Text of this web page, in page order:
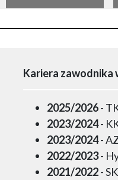
Kariera zawodnika
2025/2026-
2023/2024-
2023/2024-
2022/2023-
2021/2022-